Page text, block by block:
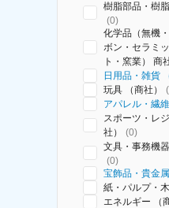
樹脂部品・樹
(0)
化学品（無機
ボン・セラミ
ト・窯業） 商
日用品・雑貨
玩具 （商社）
(
アパレル・繊維
スポーツ・レ
社）
(0)
文具・事務機
(0)
宝飾品・貴金属
紙・パルプ・
エネルギー （